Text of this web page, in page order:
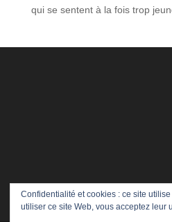
qui se sentent à la fois trop
Confidentialité et cookies : ce site
utiliser ce site Web, vous acceptez leur